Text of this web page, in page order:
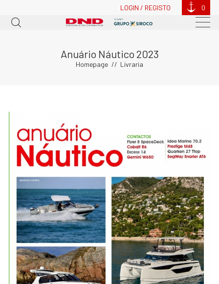
LOGIN / REGISTO 0
Anuário Náutico 2023
Homepage Livraria